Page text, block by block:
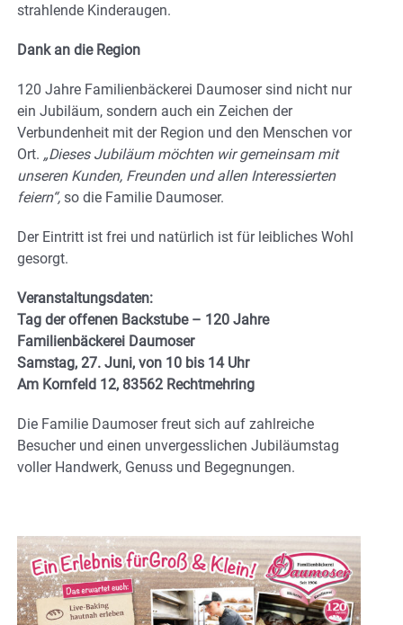
strahlende Kinderaugen.
Dank an die Region
120 Jahre Familienbäckerei Daumoser sind nicht nur
ein Jubiläum, sondern auch ein Zeichen der
Verbundenheit mit der Region und den Menschen vor
Ort. „Dieses Jubiläum möchten wir gemeinsam mit
unseren Kunden, Freunden und allen Interessierten
feiern“, so die Familie Daumoser.
Der Eintritt ist frei und natürlich ist für leibliches Wohl
gesorgt.
Veranstaltungsdaten:
Tag der offenen Backstube – 120 Jahre
Familienbäckerei Daumoser
Samstag, 27. Juni, von 10 bis 14 Uhr
Am Kornfeld 12, 83562 Rechtmehring
Die Familie Daumoser freut sich auf zahlreiche
Besucher und einen unvergesslichen Jubiläumstag
voller Handwerk, Genuss und Begegnungen.